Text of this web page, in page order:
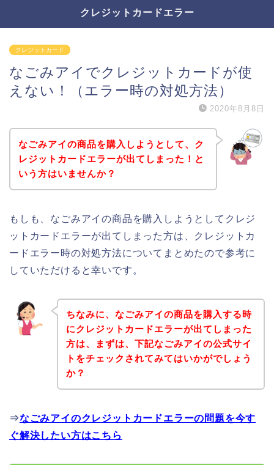
クレジットカードエラー
クレジットカード
なごみアイでクレジットカードが使
えない！（エラー時の対処方法）
2020年8月8日
なごみアイの商品を購入しようとして、ク
レジットカードエラーが出てしまった！と
いう方はいませんか？
もしも、なごみアイの商品を購入しようとしてクレジ
ットカードエラーが出てしまった方は、クレジットカ
ードエラー時の対処方法についてまとめたので参考に
していただけると幸いです。
ちなみに、なごみアイの商品を購入する時
にクレジットカードエラーが出てしまった
方は、まずは、下記なごみアイの公式サイ
トをチェックされてみてはいかがでしょう
か？
⇒なごみアイのクレジットカードエラーの問題を今す
ぐ解決したい方はこちら